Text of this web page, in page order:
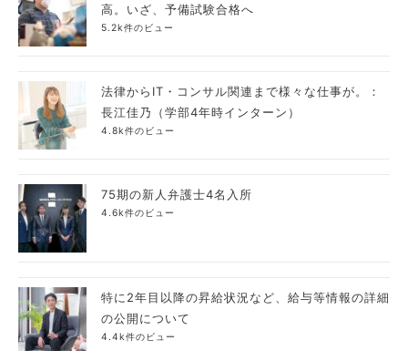
高。いざ、予備試験合格へ
5.2k件のビュー
法律からIT・コンサル関連まで様々な仕事が。：
長江佳乃（学部4年時インターン）
4.8k件のビュー
75期の新人弁護士4名入所
4.6k件のビュー
特に2年目以降の昇給状況など、給与等情報の詳細
の公開について
4.4k件のビュー